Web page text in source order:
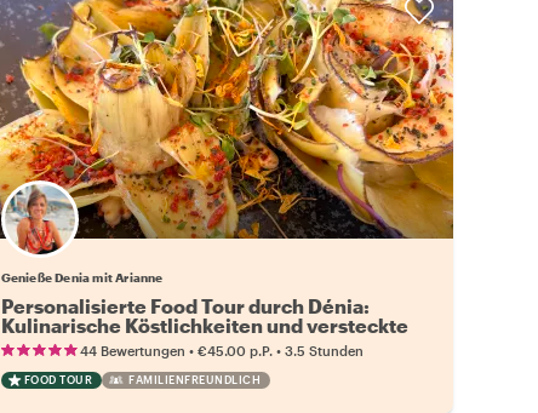
Genieße Denia mit Arianne
Personalisierte Food Tour durch Dénia:
Kulinarische Köstlichkeiten und versteckte
Juwelen44 Bewertungen • €45.00 p.P.• 3.5 Stunden
FOOD TOUR FAMILIENFREUNDLICH